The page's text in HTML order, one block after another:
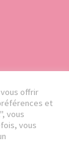
offrir
et
vous
vous